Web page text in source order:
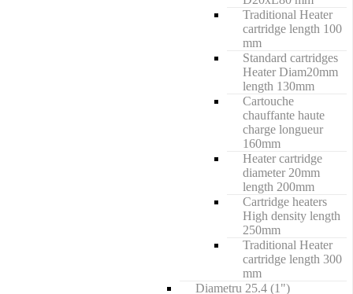
Traditional Heater
cartridge length 100
mm
Standard cartridges
Heater Diam20mm
length 130mm
Cartouche
chauffante haute
charge longueur
160mm
Heater cartridge
diameter 20mm
length 200mm
Cartridge heaters
High density length
250mm
Traditional Heater
cartridge length 300
mm
Diametru 25.4 (1")